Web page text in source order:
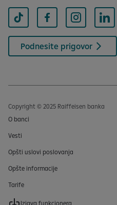
Podnesite prigovor
Copyright © 2025 Raiffeisen banka
O banci
Vesti
Opšti uslovi poslovanja
Opšte informacije
Tarife
Izjava funkcionera